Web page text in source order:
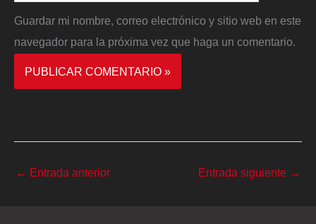
Guardar mi nombre, correo electrónico y sitio web en este
navegador para la próxima vez que haga un comentario.
← Entrada anterior Entrada siguiente →